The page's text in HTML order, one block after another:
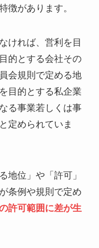
徴があります。
ければ、営利を目
的とする会社その
会規則で定める地
目的とする私企業
る事業若しくは事
定められていま
地位」や「許可」
条例や規則で定め
許可範囲に差が生